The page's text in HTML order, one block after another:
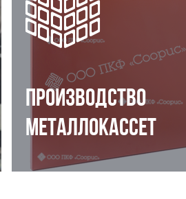
ПРОИЗВОДСТВО
МЕТАЛЛОКАССЕТ